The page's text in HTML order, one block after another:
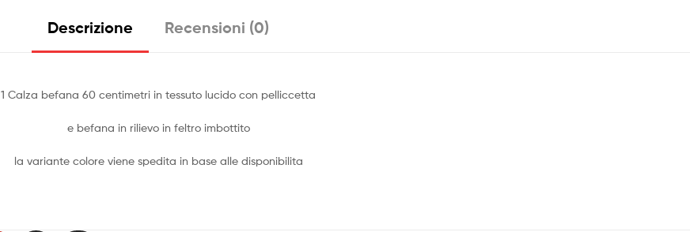
Descrizione Recensioni (0)
1 Calza befana 60 centimetri in tessuto lucido con pelliccetta
e befana in rilievo in feltro imbottito
la variante colore viene spedita in base alle disponibilita